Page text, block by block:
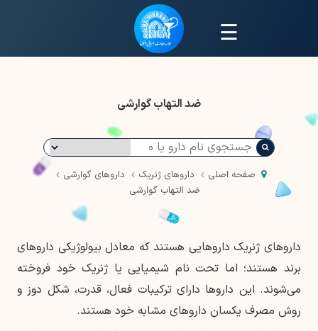
☰
ضد التهاب گوارشی
صفحه اصلی داروهای ژنریک
داروهای گوارشی
ضد التهاب گوارشی
داروهای ژنریک داروهایی هستند که معادل بیولوژیکی داروهای
برند هستند؛ اما تحت نام شیمیایی یا ژنریک خود فروخته
می‌شوند. این داروها دارای ترکیبات فعال، قدرت، شکل دوز و
روش مصرف یکسان داروهای مشابه خود هستند.